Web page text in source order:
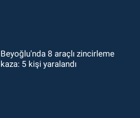
Beyoğlu'nda 8 araçlı zincirleme
kaza: 5 kişi yaralandı